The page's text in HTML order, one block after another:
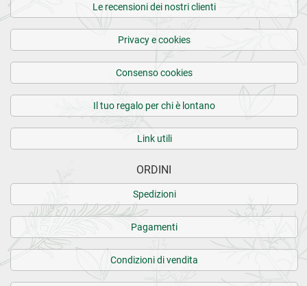
Le recensioni dei nostri clienti
Privacy e cookies
Consenso cookies
Il tuo regalo per chi è lontano
Link utili
ORDINI
Spedizioni
Pagamenti
Condizioni di vendita